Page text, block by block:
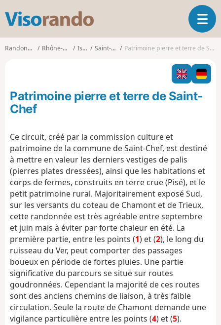
s
o
o
O
u
i
r
l
a
g
t
i
Randonnées Rhône-Alpes Isère Saint-Chef Patrimoine pierre et terre de Saint-Chef
Patrimoine pierre et terre de Saint-
Chef
Ce circuit, créé par la commission culture et
patrimoine de la commune de Saint-Chef, est destiné
à mettre en valeur les derniers vestiges de palis
(pierres plates dressées), ainsi que les habitations et
corps de fermes, construits en terre crue (Pisé), et le
petit patrimoine rural. Majoritairement exposé Sud,
sur les versants du coteau de Chamont et de Trieux,
cette randonnée est très agréable entre septembre
et juin mais à éviter par forte chaleur en été. La
première partie, entre les points (1) et (2), le long du
ruisseau du Ver, peut comporter des passages
boueux en période de fortes pluies. Une partie
significative du parcours se situe sur routes
goudronnées. Cependant la majorité de ces routes
sont des anciens chemins de liaison, à très faible
circulation. Seule la route de Chamont demande une
vigilance particulière entre les points (4) et (5).